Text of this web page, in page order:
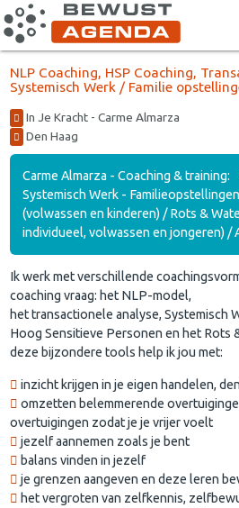
NLP Coaching, HSP Coaching,
Systemisch Werk / Familie
In Je Kracht - Carme Almarza
Den Haag
Carme Almarza - Coaching & training:
Systemisch Werk -
(volwassen en kinderen) / Rots &
individueel, volwassen en jongeren) /
Ik werk met verschillende
coaching vraag: het NLP-model,
het transactionele analyse, Systemisch
Hoog Sensitieve Personen en het Rots
deze bijzondere tools help ik jou met:
inzicht krijgen in je eigen handelen,
omzetten belemmerende
overtuigingen zodat je je vrijer voelt
jezelf aannemen zoals je bent
balans vinden in jezelf
je grenzen aangeven en deze leren
het vergroten van zelfkennis,